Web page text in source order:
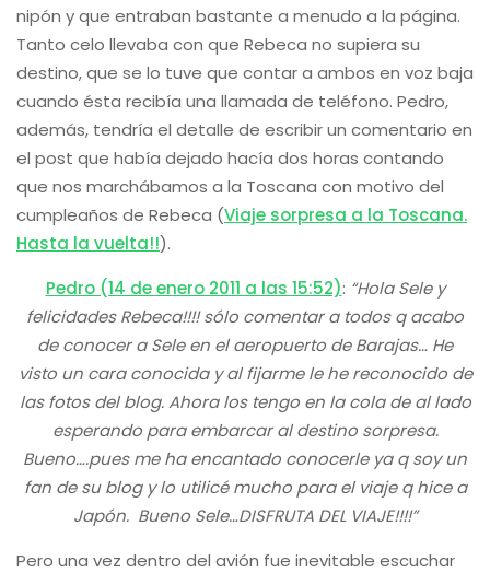
nipón y que entraban bastante a menudo a la página.
Tanto celo llevaba con que Rebeca no supiera su
destino, que se lo tuve que contar a ambos en voz baja
cuando ésta recibía una llamada de teléfono. Pedro,
además, tendría el detalle de escribir un comentario en
el post que había dejado hacía dos horas contando
que nos marchábamos a la Toscana con motivo del
cumpleaños de Rebeca (Viaje sorpresa a la Toscana.
Hasta la vuelta!!).
Pedro (14 de enero 2011 a las 15:52): “Hola Sele y
felicidades Rebeca!!!! sólo comentar a todos q acabo
de conocer a Sele en el aeropuerto de Barajas… He
visto un cara conocida y al fijarme le he reconocido de
las fotos del blog. Ahora los tengo en la cola de al lado
esperando para embarcar al destino sorpresa.
Bueno….pues me ha encantado conocerle ya q soy un
fan de su blog y lo utilicé mucho para el viaje q hice a
Japón. Bueno Sele…DISFRUTA DEL VIAJE!!!!”
Pero una vez dentro del avión fue inevitable escuchar